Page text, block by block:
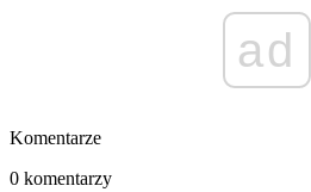
ad
Komentarze
0 komentarzy